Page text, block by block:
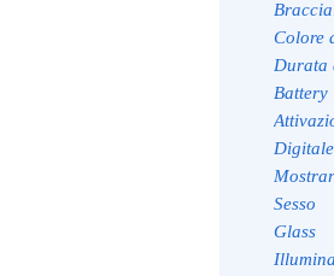
Colore
Durata
Battery
Sesso
Glass